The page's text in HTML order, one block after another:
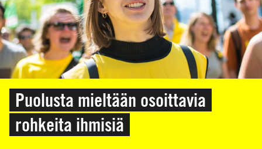
Puolusta mieltään osoittavia
rohkeita ihmisiä